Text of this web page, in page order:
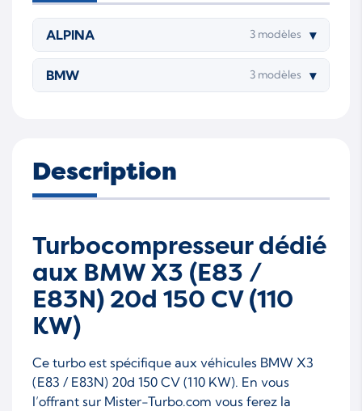
7630915004S
762965-5020S-WSMT
AP00
ALPINA 3 modèles ▾
BMW 3 modèles ▾
Description
Turbocompresseur dédié
aux BMW X3 (E83 /
E83N) 20d 150 CV (110
KW)
Ce turbo est spécifique aux véhicules BMW X3
(E83 / E83N) 20d 150 CV (110 KW). En vous
l’offrant sur Mister-Turbo.com vous ferez la